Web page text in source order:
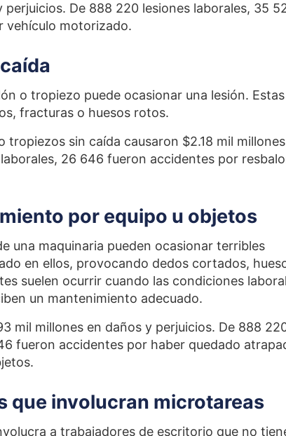
De 888 220 lesiones laborales, 35
vehículo motorizado.
o tropiezo puede ocasionar una lesión. Estas
fracturas o huesos rotos.
tropiezos sin caída causaron $2.18 mil
26 646 fueron accidentes por
por equipo u objetos
una maquinaria pueden ocasionar terribles
en ellos, provocando dedos cortados,
suelen ocurrir cuando las condiciones
un mantenimiento adecuado.
mil millones en daños y perjuicios. De 888
fueron accidentes por haber quedado
que involucran microtareas
a trabajadores de escritorio que no